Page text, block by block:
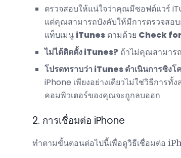
ตรวจสอบให้แน่ใจว่าคุณมีซอฟต์แวร์
แต่คุณสามารถบังคับให้มีการตรวจสอ
แท็บเมนู iTunes ตามด้วย Check
ไม่ได้ติดตั้ง iTunes? ถ้าไม่คุณสามาร
โปรดทราบว่า iTunes ดำเนินการซิงโ
iPhone เพียงอย่างเดียวไม่ใช่วิธีการ
คอมพิวเตอร์ของคุณจะถูกลบออก
2. การเชื่อมต่อ iPhone
ทำตามขั้นตอนต่อไปนี้เพื่อดูวิธีเชื่อมต่อ